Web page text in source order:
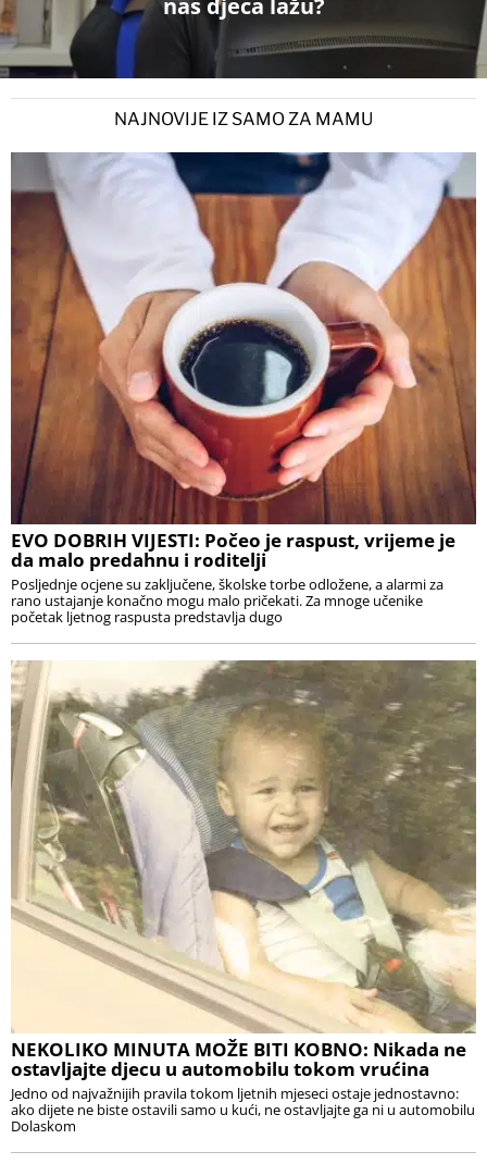
nas djeca lažu?
NAJNOVIJE IZ SAMO ZA MAMU
EVO DOBRIH VIJESTI: Počeo je raspust, vrijeme je
da malo predahnu i roditelji
Posljednje ocjene su zaključene, školske torbe odložene, a alarmi za
rano ustajanje konačno mogu malo pričekati. Za mnoge učenike
početak ljetnog raspusta predstavlja dugo
NEKOLIKO MINUTA MOŽE BITI KOBNO: Nikada ne
ostavljajte djecu u automobilu tokom vrućina
Jedno od najvažnijih pravila tokom ljetnih mjeseci ostaje jednostavno:
ako dijete ne biste ostavili samo u kući, ne ostavljajte ga ni u automobilu
Dolaskom